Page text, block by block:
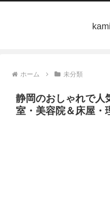
ホーム 未分類
静岡のおしゃれで人
室・美容院＆床屋・